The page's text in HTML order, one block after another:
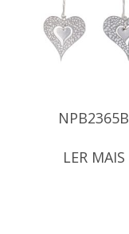
NPB2365B
LER MAIS